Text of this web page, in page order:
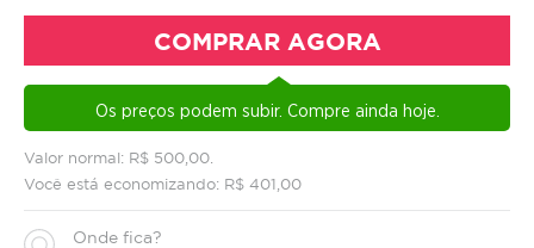
Valor normal: R$ 500,00.
Você está economizando: R$ 401,00
Onde fica?
COMPRAR AGORA
Os preços podem subir. Compre ainda hoje.